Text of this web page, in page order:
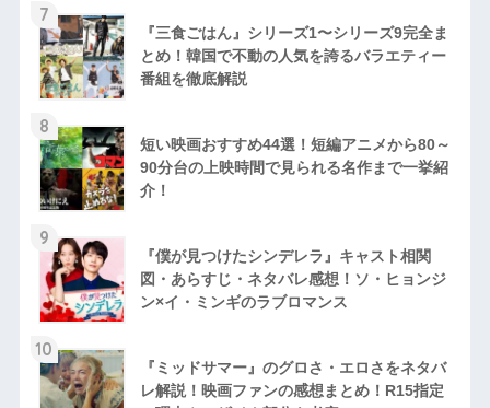
7
『三食ごはん』シリーズ1〜シリーズ9完全ま
とめ！韓国で不動の人気を誇るバラエティー
番組を徹底解説
8
短い映画おすすめ44選！短編アニメから80～
90分台の上映時間で見られる名作まで一挙紹
介！
9
『僕が見つけたシンデレラ』キャスト相関
図・あらすじ・ネタバレ感想！ソ・ヒョンジ
ン×イ・ミンギのラブロマンス
10
『ミッドサマー』のグロさ・エロさをネタバ
レ解説！映画ファンの感想まとめ！R15指定